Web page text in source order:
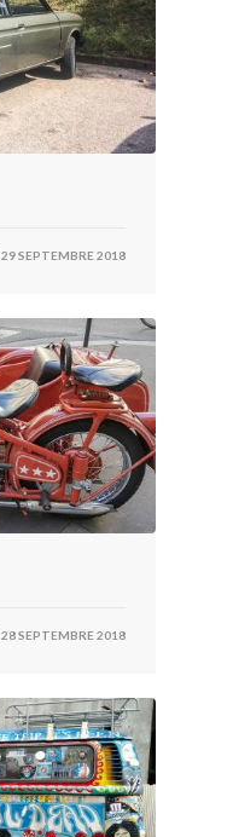
29 SEPTEMBRE 2018
28 SEPTEMBRE 2018